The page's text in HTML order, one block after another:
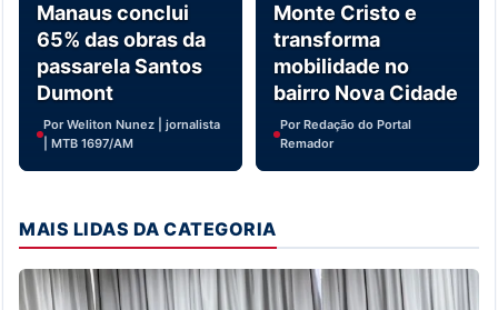
Manaus conclui
65% das obras da
passarela Santos
Dumont
Por Weliton Nunez | jornalista
| MTB 1697/AM
Monte Cristo e
transforma
mobilidade no
bairro Nova Cidade
Por Redação do Portal
Remador
MAIS LIDAS DA CATEGORIA